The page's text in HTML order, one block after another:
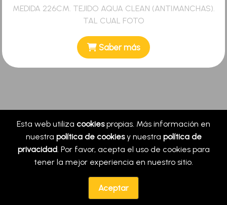
Esta web utiliza cookiespropias. Más información en
nuestra política de cookiesy nuestra política de
privacidad. Por favor, acepta el uso de cookies para
tener la mejor experiencia en nuestro sitio.
Aceptar
MEDIDA 226CM. TEJIDO AQUA CLEAN (ANTIMANCHAS).
TAL CUAL FOTO
Saber más
© Copyright. Todos los derechos reservados ·
Política de privacidad